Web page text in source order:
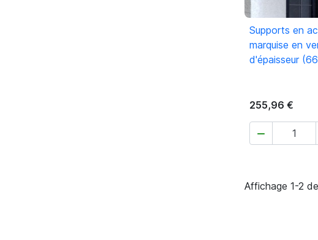

Supports en
marquise en
d'épaisseur
255,96 €

Affichage 1-2